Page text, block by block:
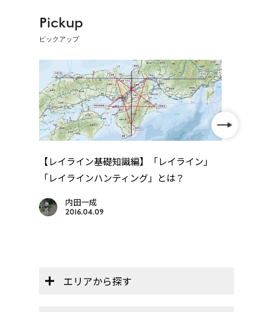
Pickup
ピックアップ
【レイライン基礎知識編】「レイライン」
「レイラインハンティング」とは？
内田一成
2016.04.09
エリアから探す